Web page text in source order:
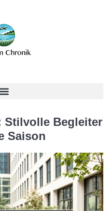
Stilvolle Begleiter
Saison